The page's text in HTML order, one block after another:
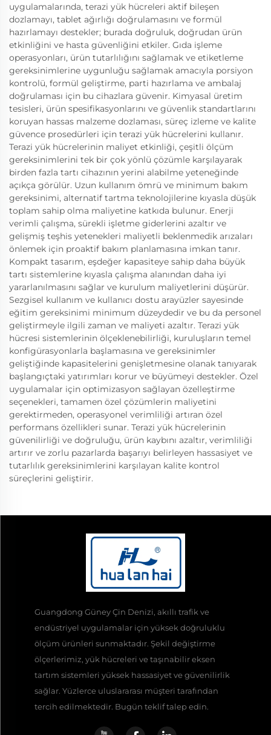
uygulamalarında, terazi yük hücreleri aktif bileşen
dozlamayı, tablet ağırlığı doğrulamasını ve formül
hazırlamayı destekler; burada doğruluk, doğrudan ürün
etkinliğini ve hasta güvenliğini etkiler. Gıda işleme
operasyonları, ürün tutarlılığını sağlamak ve etiketleme
gereksinimlerine uygunluğu sağlamak amacıyla porsiyon
kontrolü, formül geliştirme, parti hazırlama ve ambalaj
doğrulaması için bu cihazlara güvenir. Kimyasal üretim
tesisleri, ürün spesifikasyonlarını ve güvenlik standartlarını
koruyan hassas malzeme dozlaması, süreç izleme ve kalite
güvence prosedürleri için terazi yük hücrelerini kullanır.
Terazi yük hücrelerinin maliyet etkinliği, çeşitli ölçüm
gereksinimlerini tek bir çok yönlü çözümle karşılayarak
birden fazla tartı cihazının yerini alabilme yeteneğinde
açıkça görülür. Uzun kullanım ömrü ve minimum bakım
gereksinimi, alternatif tartma teknolojilerine kıyasla düşük
toplam sahip olma maliyetine katkıda bulunur. Enerji
verimli çalışma, sürekli işletme giderlerini azaltır ve
gelişmiş teşhis yetenekleri maliyetli beklenmedik arızaları
önlemek için proaktif bakım planlamasına imkan tanır.
Kompakt tasarım, eşdeğer kapasiteye sahip daha büyük
tartı sistemlerine kıyasla çalışma alanından daha iyi
yararlanılmasını sağlar ve kurulum maliyetlerini düşürür.
Sezgisel kullanım ve kullanıcı dostu arayüzler sayesinde
eğitim gereksinimi minimum düzeydedir ve bu da personel
geliştirmeyle ilgili zaman ve maliyeti azaltır. Terazi yük
hücresi sistemlerinin ölçeklenebilirliği, kuruluşların temel
konfigürasyonlarla başlamasına ve gereksinimler
geliştiğinde kapasitelerini genişletmesine olanak tanıyarak
başlangıçtaki yatırımları korur ve büyümeyi destekler. Özel
uygulamalar için optimizasyon sağlayan özelleştirme
seçenekleri, tamamen özel çözümlerin maliyetini
gerektirmeden, operasyonel verimliliği artıran özel
performans özellikleri sunar. Terazi yük hücrelerinin
güvenilirliği ve doğruluğu, ürün kaybını azaltır, verimliliği
artırır ve zorlu pazarlarda başarıyı belirleyen hassasiyet ve
tutarlılık gereksinimlerini karşılayan kalite kontrol
süreçlerini geliştirir.
Guangdong Güney Çin Denizi, akıllı trafik ve
endüstriyel uygulamalar için yüksek doğruluklu
ölçüm ürünleri sunmaktadır. Şekil değiştirme
ölçerlerimiz, yük hücreleri ve taşınabilir eksen
tartım sistemleri yüksek hassasiyet ve güvenilirlik
sağlar. Yüzlerce uluslararası müşteri tarafından
tercih edilmektedir. Bugün teklif talep edin.